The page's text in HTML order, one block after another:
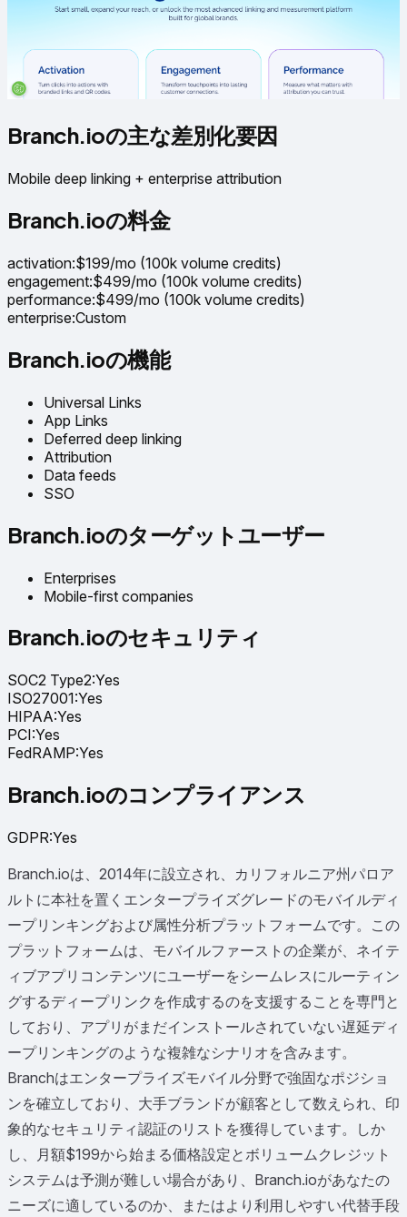
Branch.ioの主な差別化要因
Mobile deep linking + enterprise attribution
Branch.ioの料金
activation:$199/mo (100k volume credits)
engagement:$499/mo (100k volume credits)
performance:$499/mo (100k volume credits)
enterprise:Custom
Branch.ioの機能
Universal Links
App Links
Deferred deep linking
Attribution
Data feeds
SSO
Branch.ioのターゲットユーザー
Enterprises
Mobile-first companies
Branch.ioのセキュリティ
SOC2 Type2:Yes
ISO27001:Yes
HIPAA:Yes
PCI:Yes
FedRAMP:Yes
Branch.ioのコンプライアンス
GDPR:Yes
Branch.ioは、2014年に設立され、カリフォルニア州パロア
ルトに本社を置くエンタープライズグレードのモバイルディ
ープリンキングおよび属性分析プラットフォームです。この
プラットフォームは、モバイルファーストの企業が、ネイテ
ィブアプリコンテンツにユーザーをシームレスにルーティン
グするディープリンクを作成するのを支援することを専門と
しており、アプリがまだインストールされていない遅延ディ
ープリンキングのような複雑なシナリオを含みます。
Branchはエンタープライズモバイル分野で強固なポジショ
ンを確立しており、大手ブランドが顧客として数えられ、印
象的なセキュリティ認証のリストを獲得しています。しか
し、月額$199から始まる価格設定とボリュームクレジット
システムは予測が難しい場合があり、Branch.ioがあなたの
ニーズに適しているのか、またはより利用しやすい代替手段